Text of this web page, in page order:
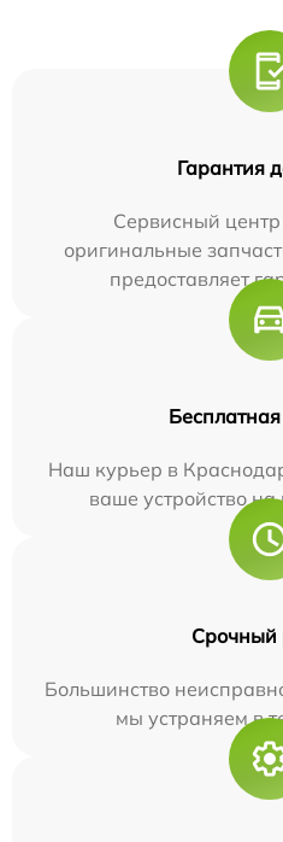
Гарантия
Сервисный
оригинальные
предоставляет
Наш курьер в
ваше устройство
Срочный
Большинство
мы устраняем в